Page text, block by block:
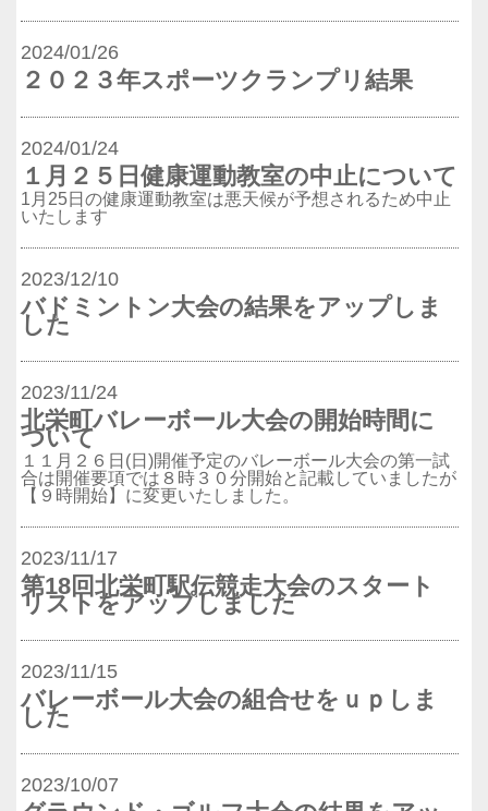
2024/01/26
２０２３年スポーツクランプリ結果
2024/01/24
１月２５日健康運動教室の中止について
1月25日の健康運動教室は悪天候が予想されるため中止
いたします
2023/12/10
バドミントン大会の結果をアップしま
した
2023/11/24
北栄町バレーボール大会の開始時間に
ついて
１１月２６日(日)開催予定のバレーボール大会の第一試
合は開催要項では８時３０分開始と記載していましたが
【９時開始】に変更いたしました。
2023/11/17
第18回北栄町駅伝競走大会のスタート
リストをアップしました
2023/11/15
バレーボール大会の組合せをｕｐしま
した
2023/10/07